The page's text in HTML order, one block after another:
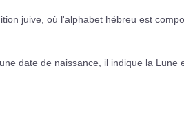
juive, où l'alphabet hébreu est
date de naissance, il indique la Lune